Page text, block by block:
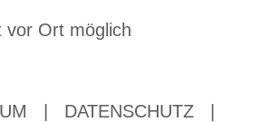
vor Ort möglich
DATENSCHUTZ